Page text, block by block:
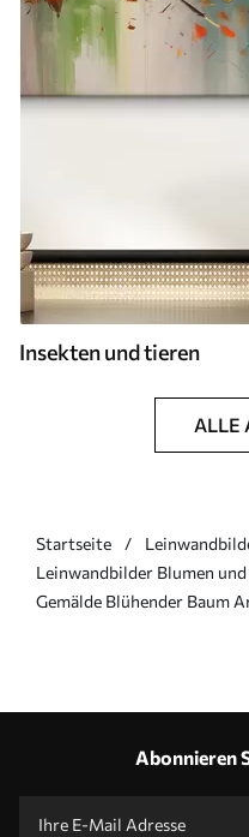
Insekten und tieren
ALLE
Startseite
Leinwandbilder Blumen
Gemälde Blühender Baum
Abonnieren